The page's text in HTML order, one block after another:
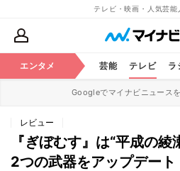
テレビ・映画・人気芸能
エンタメ 芸能 テレビ ラ
Googleでマイナビニュース
レビュー
『ぎぼむす』は“平成の
2つの武器をアップデート